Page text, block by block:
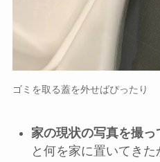
ゴミを取る蓋を外せばぴったり
家の現状の写真を撮っ
と何を家に置いてきた